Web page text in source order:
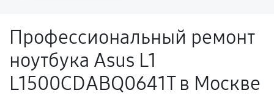
Поломка установленной детали при
нормальной эксплуатации в течение
гарантийного срока.
Несоответствие комплектующей заявленным
Профессиональный ремонт
ноутбука Asus L1
L1500CDABQ0641T в Москве